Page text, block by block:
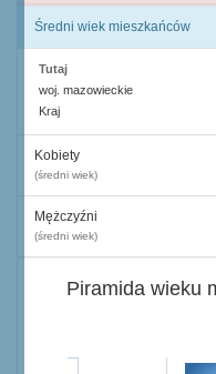
Średni wiek mieszkańców
Tutaj
woj. mazowieckie
Kraj
Kobiety
(średni wiek)
Mężczyźni
(średni wiek)
Piramida wieku